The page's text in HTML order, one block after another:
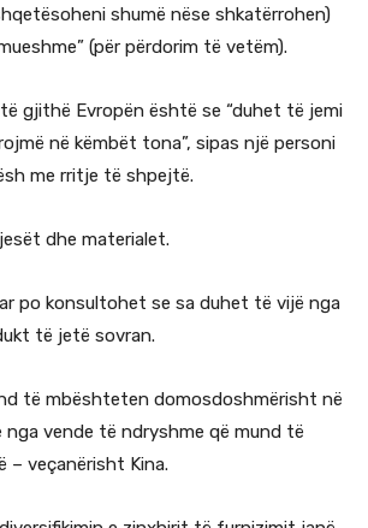
shumë nëse shkatërrohen)
(për përdorim të vetëm).
gjithë Evropën është se “duhet të jemi
në këmbët tona”, sipas një personi
me rritje të shpejtë.
dhe materialet.
po konsultohet se sa duhet të vijë nga
të jetë sovran.
të mbështeten domosdoshmërisht në
nga vende të ndryshme që mund të
– veçanërisht Kina.